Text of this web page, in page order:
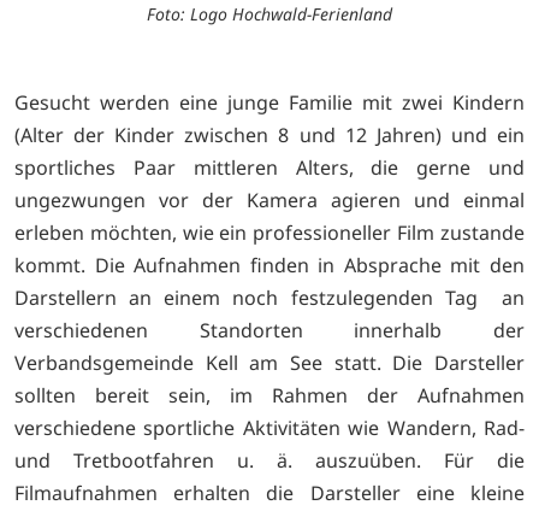
Foto: Logo Hochwald-Ferienland
Gesucht werden eine junge Familie mit zwei Kindern
(Alter der Kinder zwischen 8 und 12 Jahren) und ein
sportliches Paar mittleren Alters, die gerne und
ungezwungen vor der Kamera agieren und einmal
erleben möchten, wie ein professioneller Film zustande
kommt. Die Aufnahmen finden in Absprache mit den
Darstellern an einem noch festzulegenden Tag an
verschiedenen Standorten innerhalb der
Verbandsgemeinde Kell am See statt. Die Darsteller
sollten bereit sein, im Rahmen der Aufnahmen
verschiedene sportliche Aktivitäten wie Wandern, Rad-
und Tretbootfahren u. ä. auszuüben. Für die
Filmaufnahmen erhalten die Darsteller eine kleine